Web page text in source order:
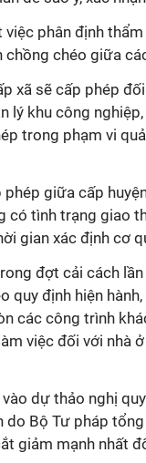
phân định
chồng chéo giữa
xã sẽ cấp phép
lý khu công
trong phạm vi
giữa cấp
tình trạng giao
gian xác định cơ
đợt cải cách
quy định hiện
các công trình
việc đối với nhà
dự thảo nghị
do Bộ Tư pháp
giảm mạnh nhất